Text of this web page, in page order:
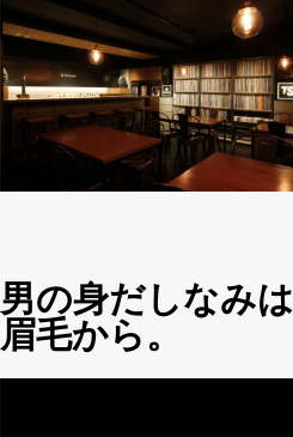
男の身だしなみは
眉毛から。